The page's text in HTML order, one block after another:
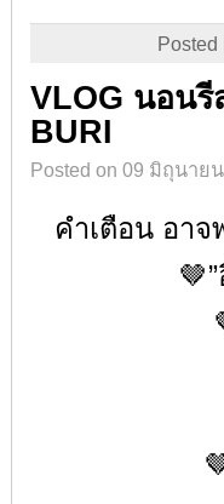
Posted
VLOG นอน
BURI
Posted on 09 มิถุนาย
คำเตือน อา
🤎”